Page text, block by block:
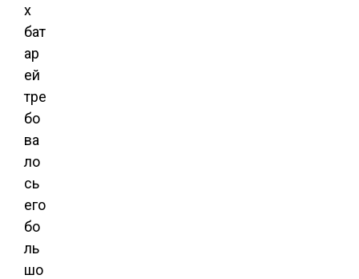
х
бат
ар
ей
тре
бо
ва
ло
сь
его
бо
ль
шо